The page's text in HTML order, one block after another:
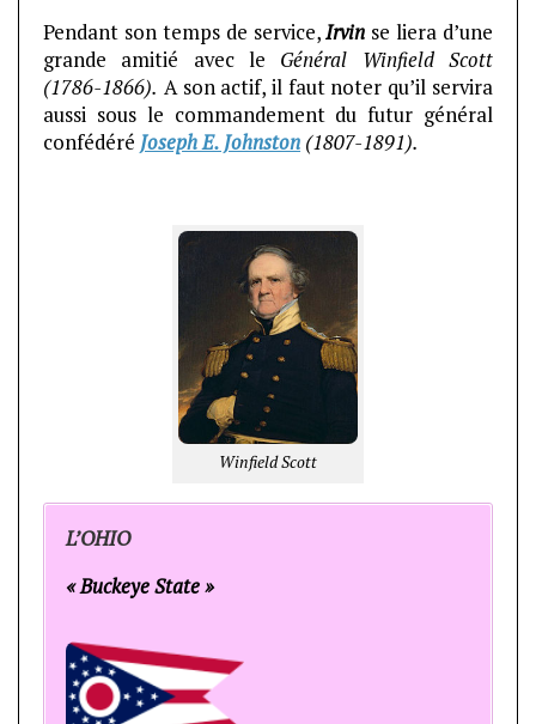
Pendant son temps de service,Irvin se liera d’une
grande amitié avec le Général Winfield Scott
(1786-1866). A son actif, il faut noter qu’il servira
aussi sous le commandement du futur général
confédéré Joseph E. Johnston (1807-1891).
Winfield Scott
L’OHIO
« Buckeye State »